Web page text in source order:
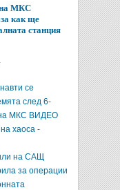
МКС
как ще
станция
се
след 6-
МКС ВИДЕО
хаоса -
на САЩ
за операции